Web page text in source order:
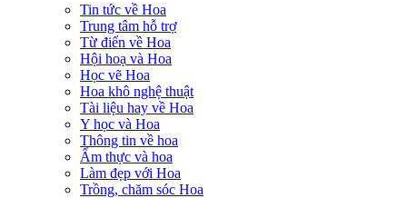
Tin tức về Hoa
Trung tâm hỗ trợ
Từ điển về Hoa
Hội hoạ và Hoa
Học vẽ Hoa
Hoa khô nghệ thuật
Tài liệu hay về Hoa
Y học và Hoa
Thông tin về hoa
Ẩm thực và hoa
Làm đẹp với Hoa
Trồng, chăm sóc Hoa